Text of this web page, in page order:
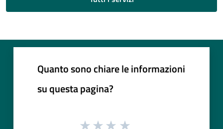
Quanto sono chiare le informazioni
su questa pagina?